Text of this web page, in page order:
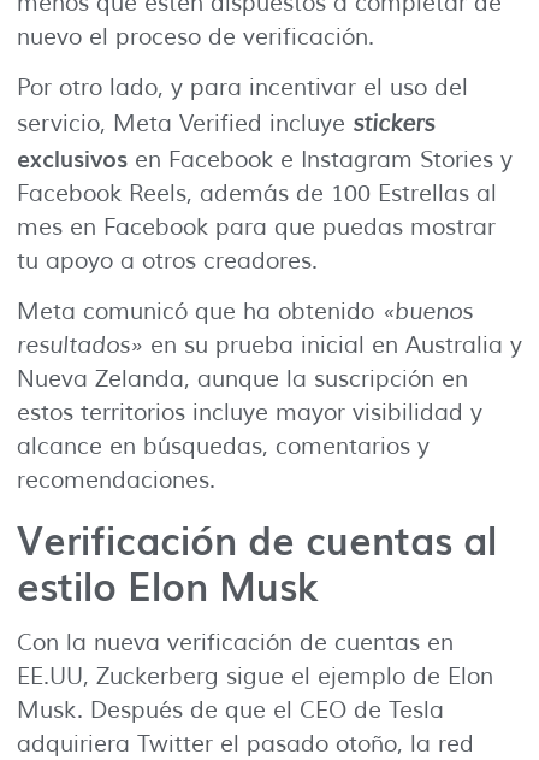
nuevo el proceso de verificación.
Por otro lado, y para incentivar el uso del
servicio, Meta Verified incluye stickers
exclusivos en Facebook e Instagram Stories y
Facebook Reels, además de 100 Estrellas al
mes en Facebook para que puedas mostrar
tu apoyo a otros creadores.
Meta comunicó que ha obtenido «buenos
resultados» en su prueba inicial en Australia y
Nueva Zelanda, aunque la suscripción en
estos territorios incluye mayor visibilidad y
alcance en búsquedas, comentarios y
recomendaciones.
Verificación de cuentas al
estilo Elon Musk
Con la nueva verificación de cuentas en
EE.UU, Zuckerberg sigue el ejemplo de Elon
Musk. Después de que el CEO de Tesla
adquiriera Twitter el pasado otoño, la red